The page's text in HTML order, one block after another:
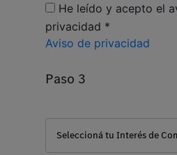
He leído y acepto el
privacidad *
Aviso de privacidad
Paso 3